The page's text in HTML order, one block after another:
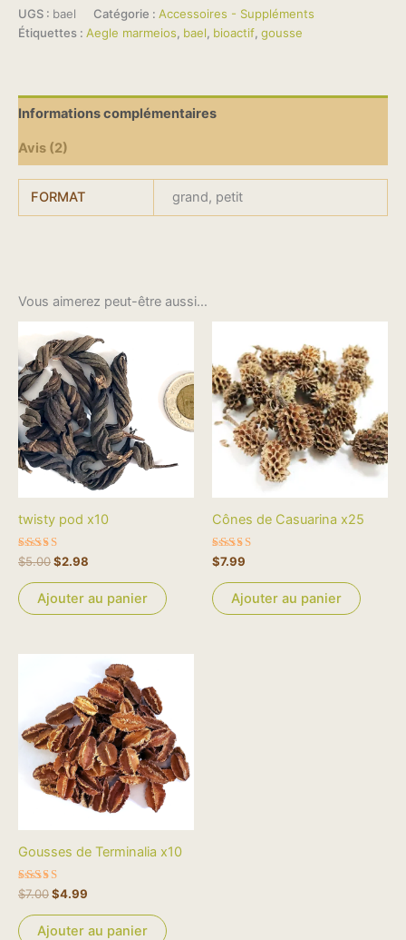
UGS : bael Catégorie : Accessoires - Suppléments
Étiquettes : Aegle marmeios, bael, bioactif, gousse
Informations complémentaires
Avis (2)
FORMAT grand, petit
Vous aimerez peut-être aussi…
twisty pod x10
Note
4.80
sur 5
$5.00
prix
initial
était :
$5.00.
$2.98
prix
actuel
est :
$2.98.
Ajouter au panier
Cônes de Casuarina x25
Note
5.00
sur 5
$7.99
Ajouter au panier
Gousses de Terminalia x10
Note
5.00
sur 5
$7.00
était :
$7.00.
$4.99
prix
actuel
est :
$4.99.
Ajouter au panier